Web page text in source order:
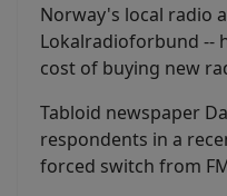
Norway's local radio
Lokalradioforbund --
cost of buying new
Tabloid newspaper
respondents in a
forced switch from